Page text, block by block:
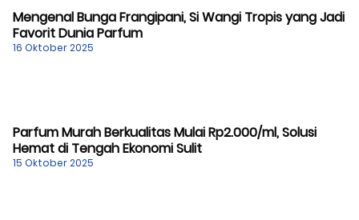
Mengenal Bunga Frangipani, Si Wangi Tropis yang Jadi
Favorit Dunia Parfum
16 Oktober 2025
Parfum Murah Berkualitas Mulai Rp2.000/ml, Solusi
Hemat di Tengah Ekonomi Sulit
15 Oktober 2025